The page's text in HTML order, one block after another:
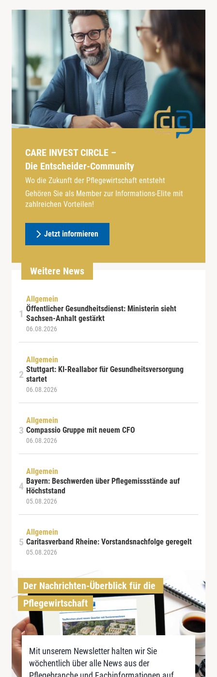
CARE INVEST CIRCLE –
Die Entscheider-Community
Wo die Zukunft der Pflegewirtschaft entsteht
Gehören Sie als Member zur Informations-Elite mit
zahlreichen Vorteilen!
Jetzt informieren
Weitere News
Allgemein
Öffentlicher Gesundheitsdienst: Ministerin sieht
Sachsen-Anhalt gestärkt
06.08.2026
Allgemein
Stuttgart: KI-Reallabor für Gesundheitsversorgung
startet
06.08.2026
Allgemein
Compassio Gruppe mit neuem CFO
06.08.2026
Allgemein
Bayern: Beschwerden über Pflegemissstände auf
Höchststand
05.08.2026
Allgemein
Caritasverband Rheine: Vorstandsnachfolge geregelt
05.08.2026
Der Nachrichten-Überblick für die
Pflegewirtschaft
Mit unserem Newsletter halten wir Sie
wöchentlich über alle News aus der